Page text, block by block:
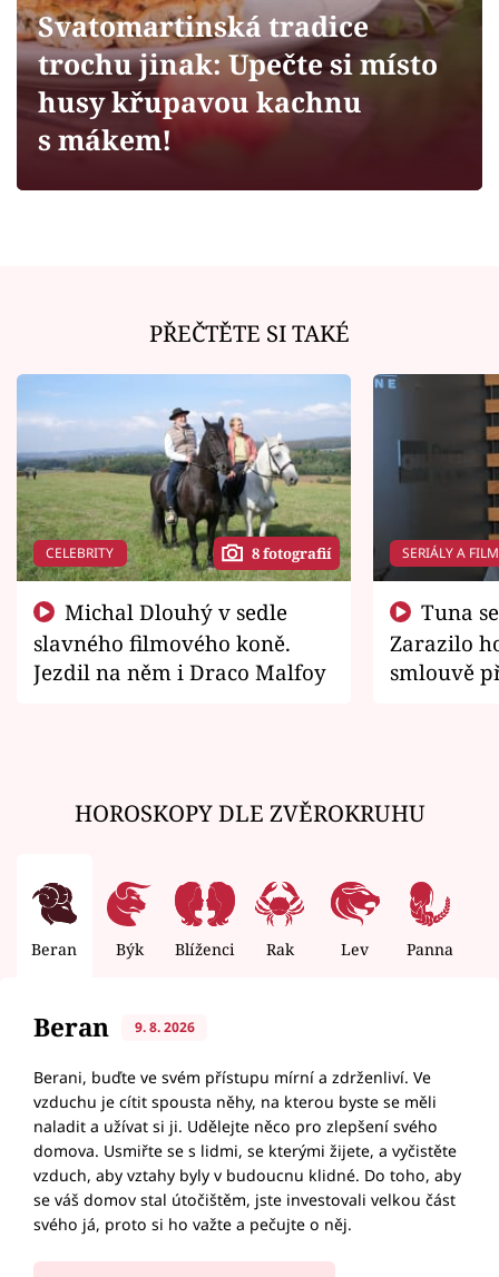
Sledujte prima+
Filmový festival Karlovy Vary
Sledujte nás
Svatomartinská tradice
trochu jinak: Upečte si místo
husy křupavou kachnu
s mákem!
PŘEČTĚTE SI TAKÉ
CELEBRITY 8 fotografií
slavného filmového koně.
Jezdil na něm i Draco Malfoy
SERIÁLY A
Zarazilo
smlouvě
HOROSKOPY DLE ZVĚROKRUHU
Beran Býk Blíženci Rak Lev Panna
Beran 9. 8. 2026
Berani, buďte ve svém přístupu mírní a zdrženliví. Ve
vzduchu je cítit spousta něhy, na kterou byste se měli
naladit a užívat si ji. Udělejte něco pro zlepšení svého
domova. Usmiřte se s lidmi, se kterými žijete, a vyčistěte
vzduch, aby vztahy byly v budoucnu klidné. Do toho, aby
se váš domov stal útočištěm, jste investovali velkou část
svého já, proto si ho važte a pečujte o něj.